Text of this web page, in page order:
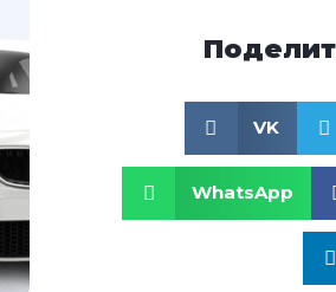
VK
WhatsApp